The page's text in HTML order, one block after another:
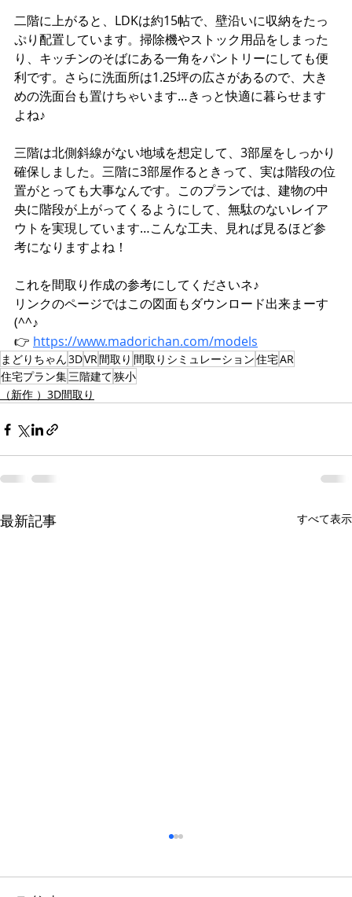
二階に上がると、LDKは約15帖で、壁沿いに収納をたっ
ぷり配置しています。掃除機やストック用品をしまった
り、キッチンのそばにある一角をパントリーにしても便
利です。さらに洗面所は1.25坪の広さがあるので、大き
めの洗面台も置けちゃいます…きっと快適に暮らせます
よね♪
三階は北側斜線がない地域を想定して、3部屋をしっかり
確保しました。三階に3部屋作るときって、実は階段の位
置がとっても大事なんです。このプランでは、建物の中
央に階段が上がってくるようにして、無駄のないレイア
ウトを実現しています…こんな工夫、見れば見るほど参
考になりますよね！
これを間取り作成の参考にしてくださいネ♪
リンクのページではこの図面もダウンロード出来まーす
(^^♪
👉 https://www.madorichan.com/models
まどりちゃん3DVR間取り 間取りシミュレーション住宅AR
住宅プラン集三階建て狭小
（新作 ）3D間取り
最新記事 すべて表示